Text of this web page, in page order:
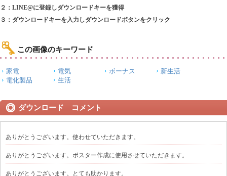
２：LINE@に登録しダウンロードキーを獲得
３：ダウンロードキーを入力しダウンロードボタンをクリック
この画像のキーワード
家電 電気 ボーナス
新生活
電化製品
生活
ダウンロード コメント
ありがとうございます。使わせていただきます。
ありがとうございます。ポスター作成に使用させていただきます。
ありがとうございます。とても助かります。